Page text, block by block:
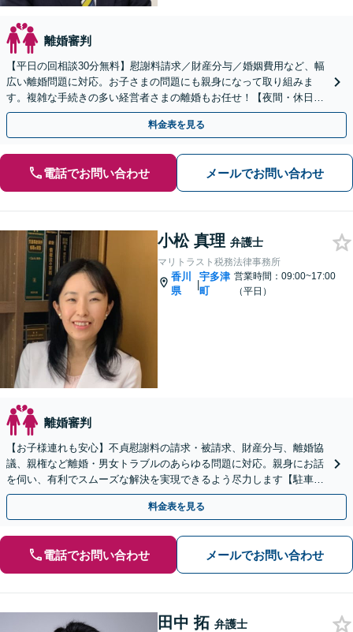
離婚審判
【平日の回相談30分無料】慰謝料請求／財産分与／婚姻費用など、幅
広い離婚問題に対応。お子さまの問題にも親身になって取り組みま
す。複雑な手続きの多い経営者さまの離婚もお任せ！【夜間・休日相
談可】【個室完備】【瓦町駅10分】
料金表を見る
電話でお問い合わせ メールでお問い合わせ
小松 真理 弁護士
マリトラスト税務法律事務所
香川
県
|
宇多津
町
営業時間：09:00~17:00
（平日）
離婚審判
【お子様連れも安心】不貞慰謝料の請求・被請求、財産分与、離婚協
議、親権など離婚・男女トラブルのあらゆる問題に対応。親身にお話
を伺い、有利でスムーズな解決を実現できるよう尽力します【駐車場
あり】
料金表を見る
電話でお問い合わせ メールでお問い合わせ
田中 拓 弁護士